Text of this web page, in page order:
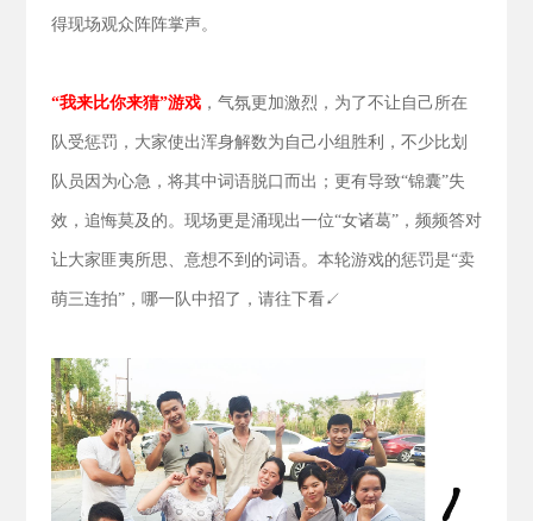
得现场观众阵阵掌声。
“我来比你来猜”游戏，气氛更加激烈，为了不让自己所在
队受惩罚，大家使出浑身解数为自己小组胜利，不少比划
队员因为心急，将其中词语脱口而出；更有导致“锦囊”失
效，追悔莫及的。现场更是涌现出一位“女诸葛”，频频答对
让大家匪夷所思、意想不到的词语。本轮游戏的惩罚是“卖
萌三连拍”，哪一队中招了，请往下看↙